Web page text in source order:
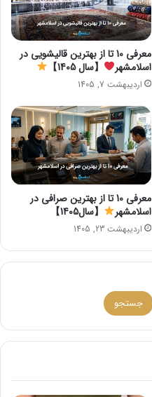
معرفی 10 تا از بهترین قالیشویی در
اسلامشهر
【سال 1405】
اردیبهشت 7, 1405
معرفی 10 تا از بهترین صرافی در
اسلامشهر
【سال1405】
اردیبهشت 23, 1405
جستجو